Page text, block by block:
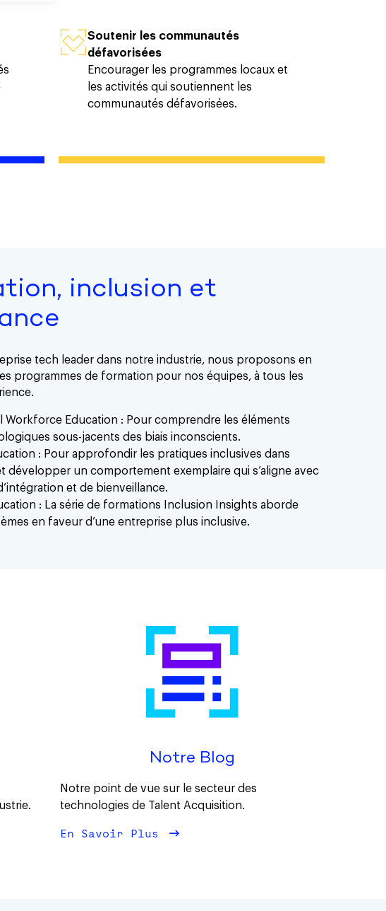
Soutenir les communautés
défavorisées
Encourager les programmes locaux et
les activités qui soutiennent les
communautés défavorisées.
inclusion et
tech leader dans notre industrie, nous proposons en
programmes de formation pour nos équipes, à tous les
Workforce Education : Pour comprendre les éléments
sous-jacents des biais inconscients.
: Pour approfondir les pratiques inclusives dans
développer un comportement exemplaire qui s’aligne avec
et de bienveillance.
: La série de formations Inclusion Insights aborde
en faveur d’une entreprise plus inclusive.
Notre Blog
Notre point de vue sur le secteur des
technologies de Talent Acquisition.
En Savoir Plus À Propos Notre Blog